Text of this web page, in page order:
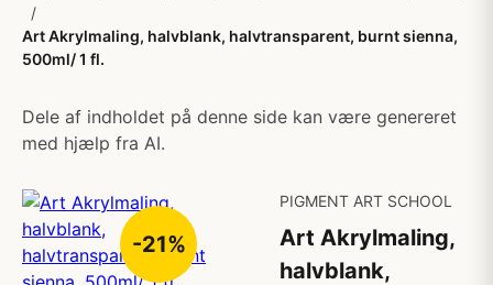
/
Art Akrylmaling, halvblank, halvtransparent, burnt sienna,
500ml/ 1 fl.
Dele af indholdet på denne side kan være genereret
med hjælp fra AI.
-21%
PIGMENT ART SCHOOL
Art Akrylmaling,
halvblank,